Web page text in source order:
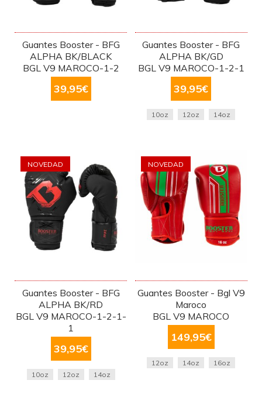
Guantes Booster - BFG
ALPHA BK/BLACK
BGL V9 MAROCO-1-2
39,95€
Guantes Booster - BFG
ALPHA BK/GD
BGL V9 MAROCO-1-2-1
39,95€
10oz 12oz 14oz
NOVEDAD
Guantes Booster - BFG
ALPHA BK/RD
BGL V9 MAROCO-1-2-1-
1
39,95€
10oz 12oz 14oz
NOVEDAD
Guantes Booster - Bgl V9
Maroco
BGL V9 MAROCO
149,95€
12oz 14oz 16oz